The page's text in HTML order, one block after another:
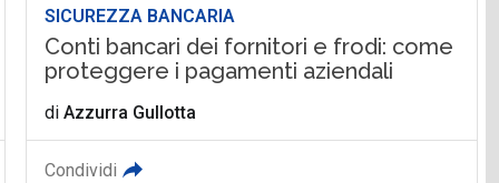
SICUREZZA BANCARIA
Conti bancari dei fornitori e frodi: come
proteggere i pagamenti aziendali
diAzzurra Gullotta
Condividi